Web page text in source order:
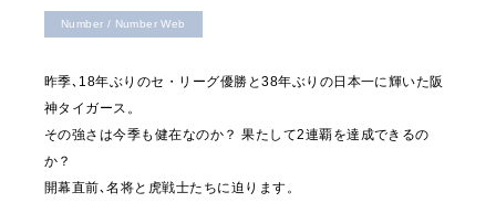
Number / Number Web
昨季､18年ぶりのセ・リーグ優勝と38年ぶりの日本一に輝いた阪
神タイガース。
その強さは今季も健在なのか？ 果たして2連覇を達成できるの
か？
開幕直前､名将と虎戦士たちに迫ります。